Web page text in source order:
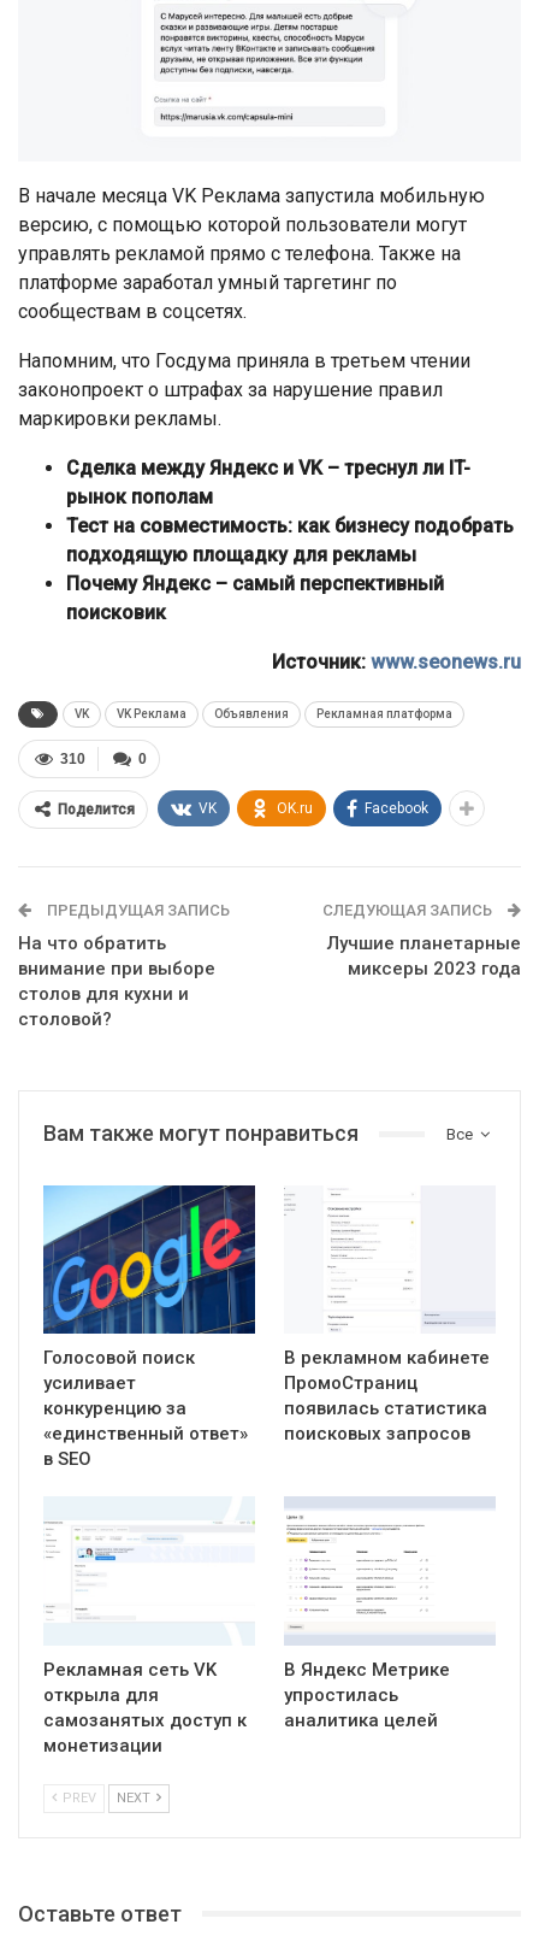
В начале месяца VK Реклама запустила мобильную
версию, с помощью которой пользователи могут
управлять рекламой прямо с телефона. Также на
платформе заработал умный таргетинг по
сообществам в соцсетях.
Напомним, что Госдума приняла в третьем чтении
законопроект о штрафах за нарушение правил
маркировки рекламы.
Сделка между Яндекс и VK – треснул ли IT-
рынок пополам
Тест на совместимость: как бизнесу подобрать
подходящую площадку для рекламы
Почему Яндекс – самый перспективный
поисковик
Источник: www.seonews.ru
VK VK Реклама Объявления Рекламная платформа
0
310
Поделится VK OK.ru Facebook
ПРЕДЫДУЩАЯ ЗАПИСЬ
На что обратить
внимание при выборе
столов для кухни и
столовой?
СЛЕДУЮЩАЯ ЗАПИСЬ
Лучшие планетарные
миксеры 2023 года
Все
Вам также могут понравиться
Голосовой поиск
усиливает
конкуренцию за
«единственный ответ»
в SEO
В рекламном кабинете
ПромоСтраниц
появилась статистика
поисковых запросов
Рекламная сеть VK
открыла для
самозанятых доступ к
монетизации
В Яндекс Метрике
упростилась
аналитика целей
PREV NEXT
Оставьте ответ